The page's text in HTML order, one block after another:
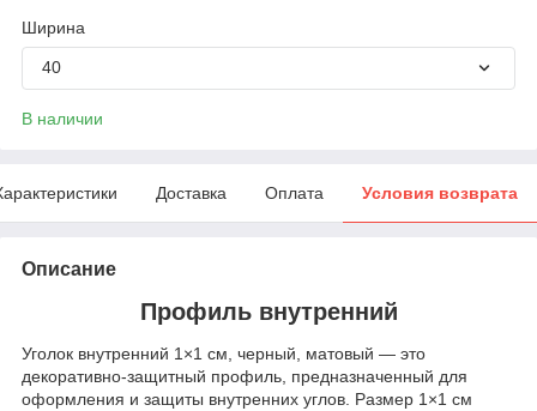
Ширина
40
В наличии
Доставка Оплата Условия возврата
Описание
Профиль внутренний
Уголок внутренний 1×1 см, черный, матовый — это
декоративно‑защитный профиль, предназначенный для
оформления и защиты внутренних углов. Размер 1×1 см